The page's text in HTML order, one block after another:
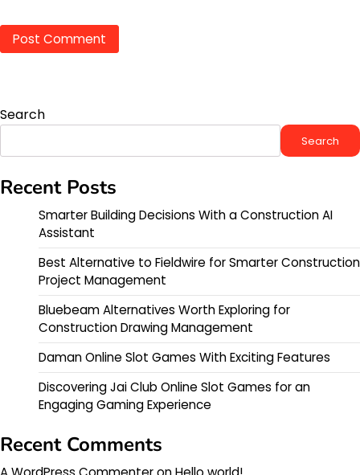
Search
Search
Recent Posts
Smarter Building Decisions With a Construction AI
Assistant
Best Alternative to Fieldwire for Smarter Construction
Project Management
Bluebeam Alternatives Worth Exploring for
Construction Drawing Management
Daman Online Slot Games With Exciting Features
Discovering Jai Club Online Slot Games for an
Engaging Gaming Experience
Recent Comments